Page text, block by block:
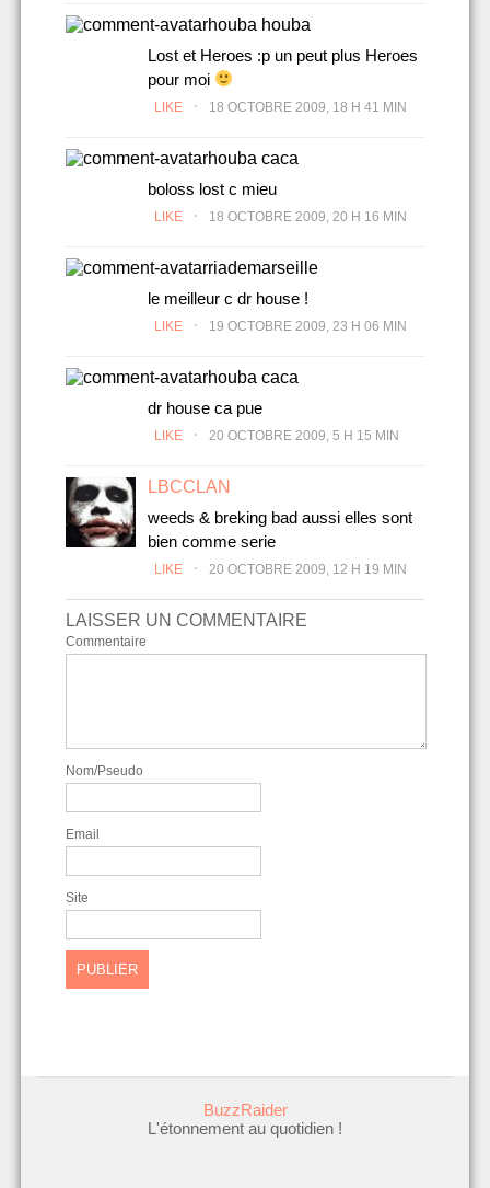
houba houba
Lost et Heroes :p un peut plus Heroes
pour moi
LIKE . 18 OCTOBRE 2009, 18 H 41 MIN
houba caca
boloss lost c mieu
LIKE . 18 OCTOBRE 2009, 20 H 16 MIN
riademarseille
le meilleur c dr house !
LIKE . 19 OCTOBRE 2009, 23 H 06 MIN
houba caca
dr house ca pue
LIKE . 20 OCTOBRE 2009, 5 H 15 MIN
LBCCLAN
weeds & breking bad aussi elles sont
bien comme serie
LIKE . 20 OCTOBRE 2009, 12 H 19 MIN
LAISSER UN COMMENTAIRE
Commentaire
Nom/Pseudo
Email
Site
BuzzRaider
L'étonnement au quotidien !